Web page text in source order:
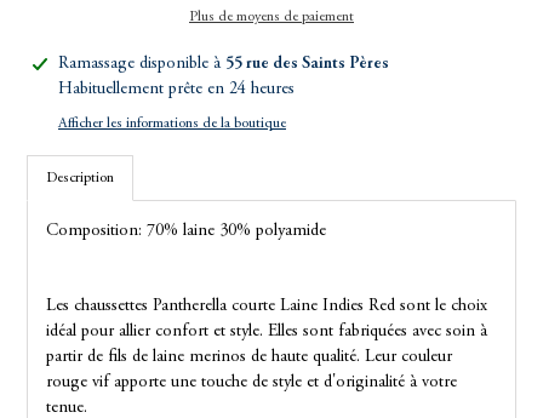
Plus de moyens de paiement
Ajout
produit
Ramassage disponible à 55 rue des Saints Pères
Habituellement prête en 24 heures
Afficher les informations de la boutique
Description
Composition: 70% laine 30% polyamide
Les chaussettes Pantherella courte Laine Indies Red sont le choix
idéal pour allier confort et style. Elles sont fabriquées avec soin à
partir de fils de laine merinos de haute qualité. Leur couleur
rouge vif apporte une touche de style et d'originalité à votre
tenue.